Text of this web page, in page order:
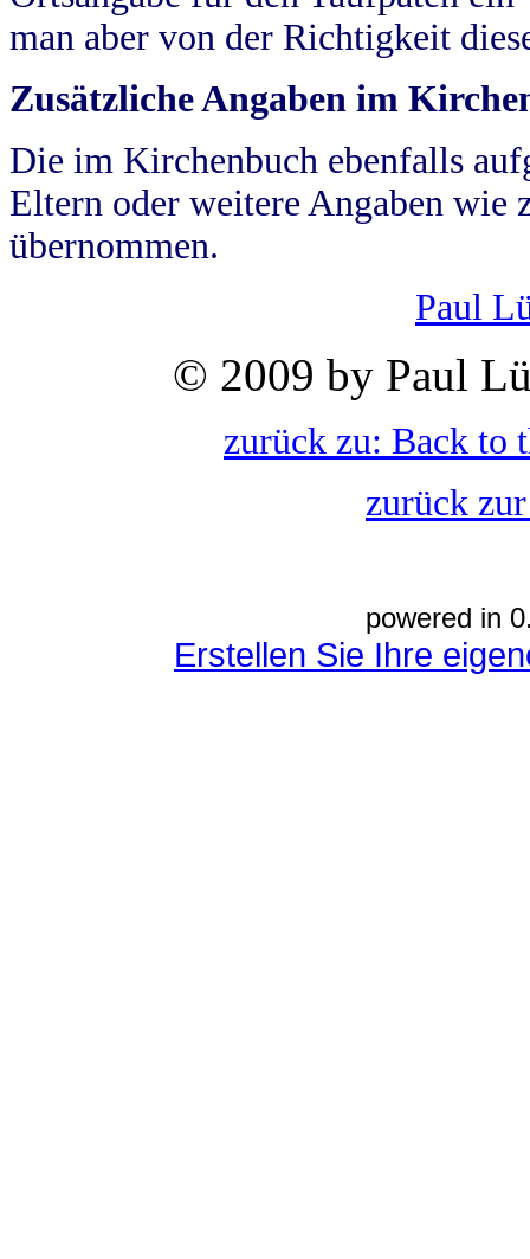
man aber von der Richtigkeit
Zusätzliche Angaben im
Die im Kirchenbuch ebenfalls
Eltern oder weitere Angaben wie
übernommen.
Paul
© 2009 by Paul
zurück zu: Back to
zurück
powered in
Erstellen Sie Ihre